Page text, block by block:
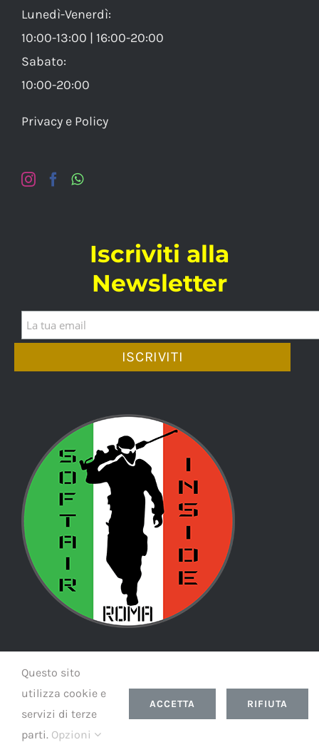
Lunedì-Venerdì:
10:00-13:00 | 16:00-20:00
Sabato:
10:00-20:00
Privacy e Policy
Iscriviti alla
Newsletter
© Copyright
Reserved | Powered byLed
Questo sito
utilizza cookie e
servizi di terze
parti. Opzioni
ACCETTA RIFIUTA